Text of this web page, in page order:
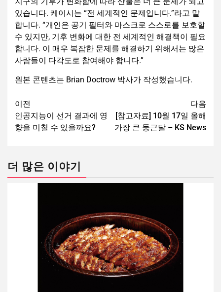
있습니다. 케이시는 “전 세계적인 문제입니다.”라고 말
합니다. “개인은 공기 필터와 마스크로 스스로를 보호할
수 있지만, 기후 변화에 대한 전 세계적인 해결책이 필요
합니다. 이 매우 복잡한 문제를 해결하기 위해서는 많은
사람들이 다각도로 참여해야 합니다.”
원본 콘텐츠는 Brian Doctrow 박사가 작성했습니다.
이전
인공지능이 선거 결과에 영
향을 미칠 수 있을까요?
다음
[참고자료] 10월 17일 올해
가장 큰 둥근달 – KS News
더 많은 이야기